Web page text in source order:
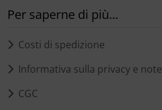
Per saperne di più...
Costi di spedizione
Informativa sulla privacy e note
CGC